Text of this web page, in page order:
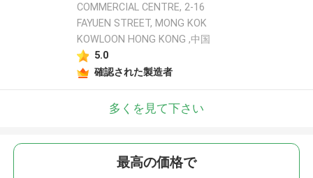
COMMERCIAL CENTRE, 2-16
FAYUEN STREET, MONG KOK
KOWLOON HONG KONG ,中国
5.0
確認された製造者
多くを見て下さい
最高の価格で